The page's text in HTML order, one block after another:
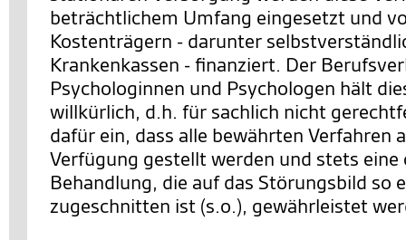
beträchtlichem Umfang eingesetzt und
Kostenträgern - darunter
Krankenkassen - finanziert. Der
Psychologinnen und Psychologen hält
willkürlich, d.h. für sachlich nicht
dafür ein, dass alle bewährten Verfahren
Verfügung gestellt werden und stets eine
Behandlung, die auf das Störungsbild so
zugeschnitten ist (s.o.), gewährleistet